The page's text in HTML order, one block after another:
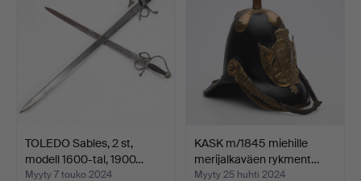
TOLEDO Sables, 2 st,
modell 1600-tal, 1900…
Myyty 7 touko 2024
KASK m/1845 miehille
merijalkaväen rykment…
Myyty 25 huhti 2024